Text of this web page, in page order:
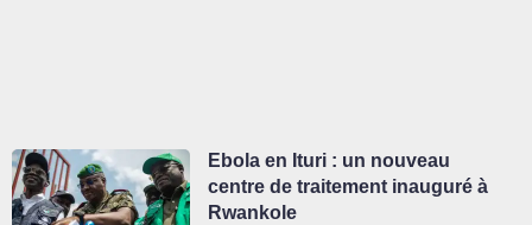
Ebola en Ituri : un nouveau
centre de traitement inauguré à
Rwankole